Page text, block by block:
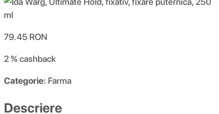
79.45 RON
2 %cashback
Categorie: Farma
Descriere